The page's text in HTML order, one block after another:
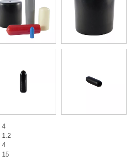
4
1.2
4
15